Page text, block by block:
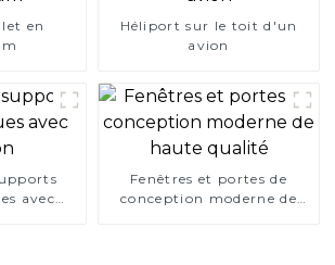
en
Héliport sur le toit d'un
avion
avec
Fenêtres et portes de
conception moderne de